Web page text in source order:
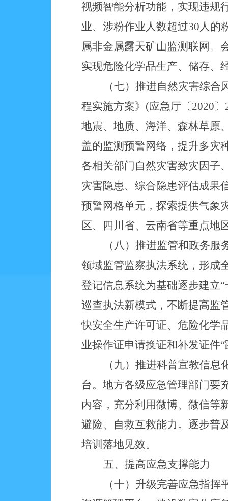
视频智能分析功能，实现违规
业、涉粉作业人数超过30人的
属非金属露天矿山监测联网。
实现危险化学品生产、储存、
（七）推进自然灾害综
程实施方案》 (应急厅〔2020
地震、地质、海洋、森林草原
盖的监测预警网络，提升多灾
各相关部门自然灾害致灾因子
灾害隐患、综合隐患评估成果
预警网格单元，探索提供气象
区、四川省、云南省等重点地
（八）推进监管和政务
领域监管监察执法系统，形成
登记信息系统为基础逐步建立
巡查执法新模式，不断提高监
快安全生产许可证、危险化学
业操作证申请换证和补发证件
（九）推进科普宣教信
台。地方各级应急管理部门要
内容，充分利用微博、微信等
避险、自救互救能力。逐步普
培训落地见效。
五、提高应急支撑能力
（十）升级完善应急指